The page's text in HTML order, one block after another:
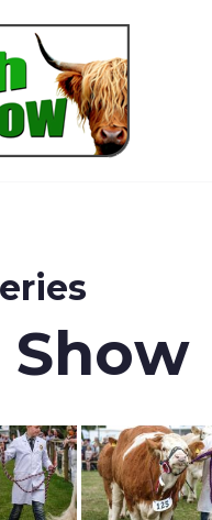
Show